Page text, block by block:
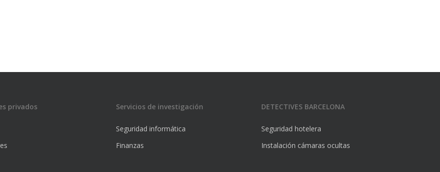
privados Servicios de investigación
Seguridad informática
Finanzas
DETECTIVES BARCELONA
Seguridad hotelera
Instalación cámaras ocultas